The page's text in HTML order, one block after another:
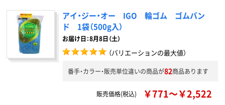
アイ・ジー・オー IGO 輪ゴム ゴムバン
ド 1袋（500g入）
お届け日：8月8日（土）
（バリエーションの最大値）
番手・カラー・販売単位違いの商品が82商品あります
販売価格(税込) ￥771～￥2,522